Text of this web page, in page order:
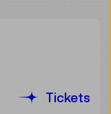
Tickets